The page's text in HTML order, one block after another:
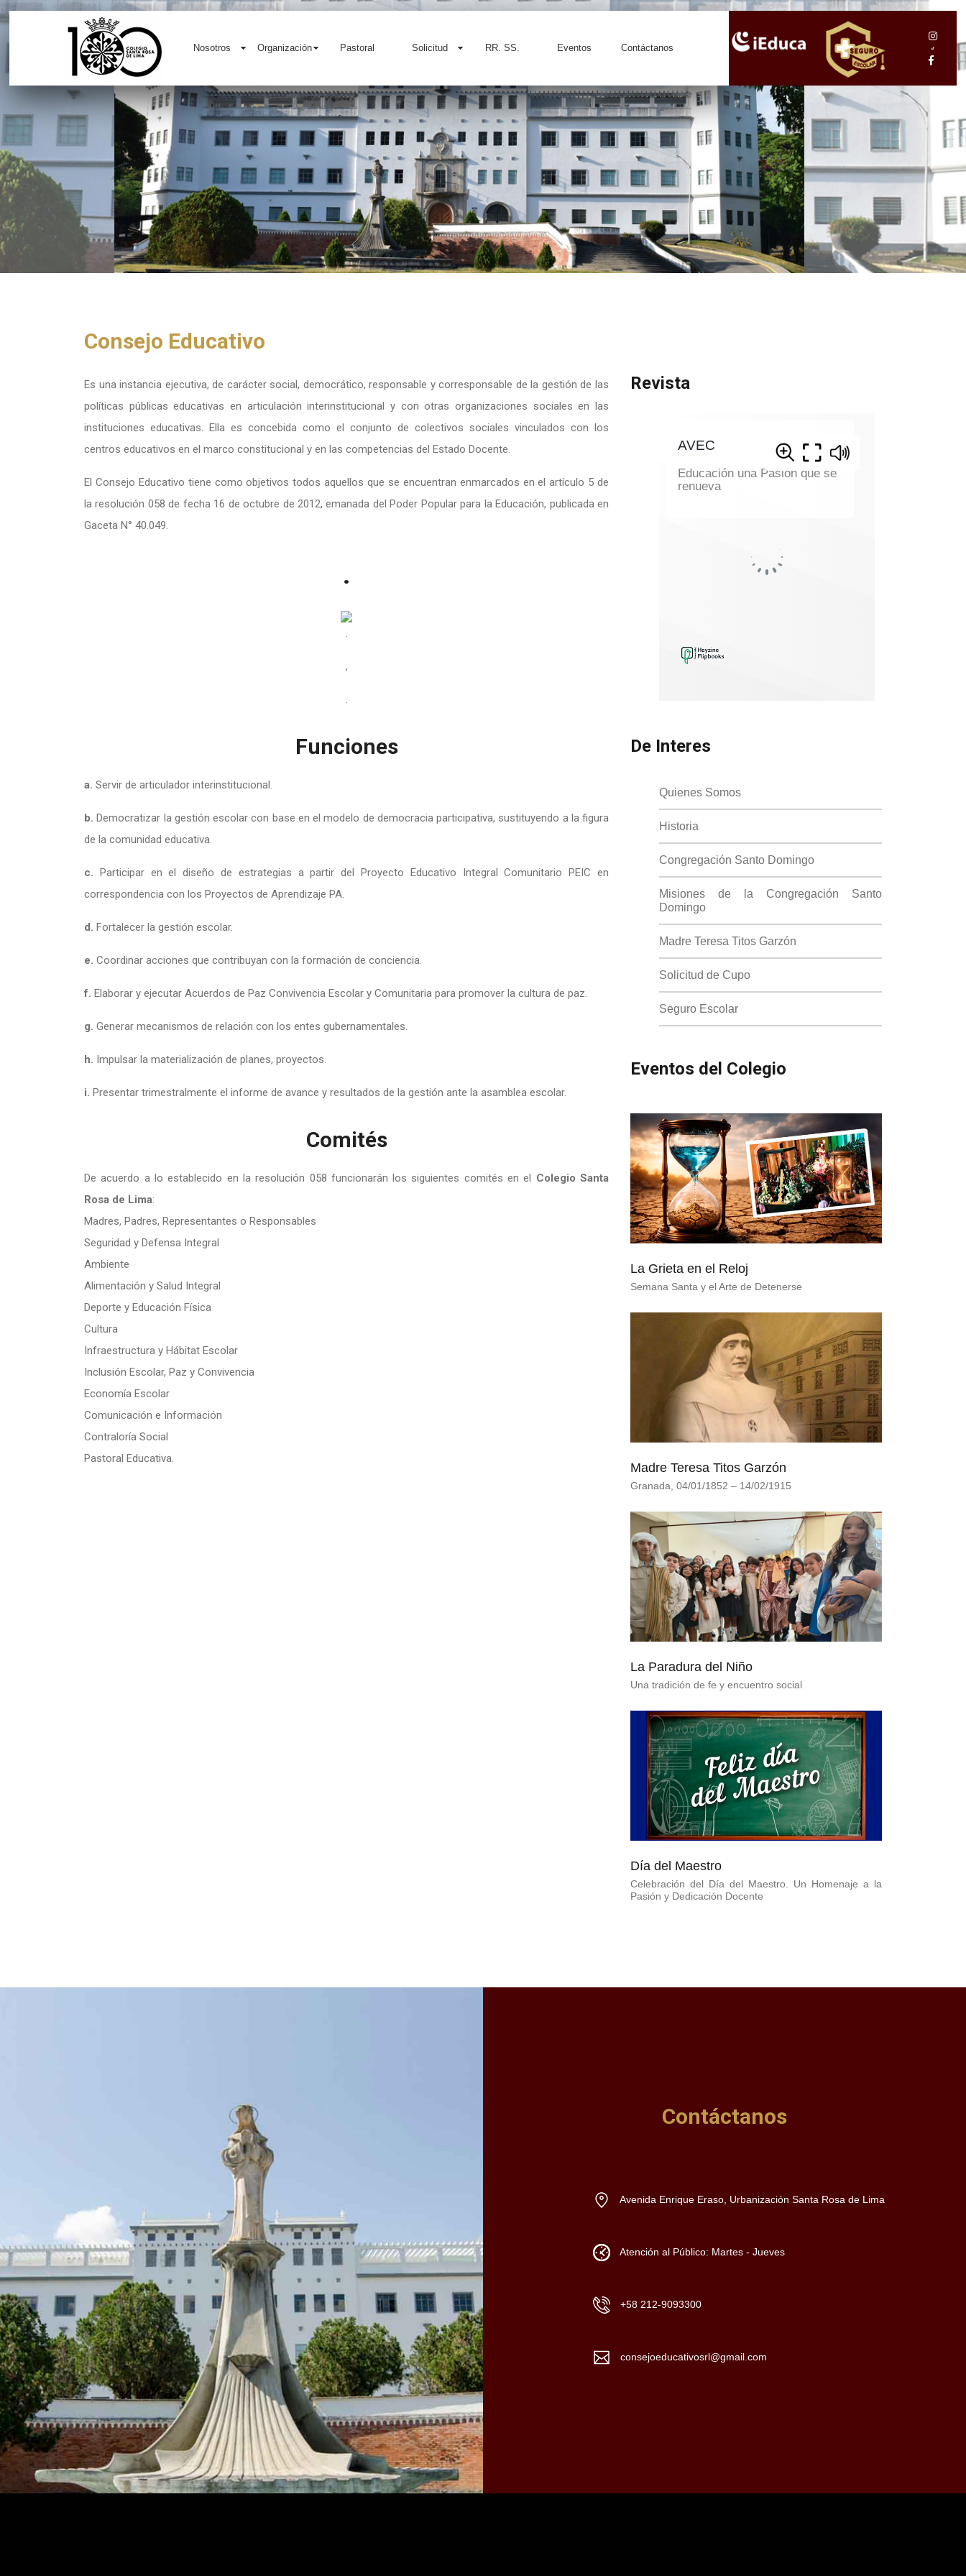
Nosotros Organización Pastoral Solicitud RR. SS. Eventos Contáctanos
Consejo Educativo
Es una instancia ejecutiva, de carácter social, democrático, responsable y corresponsable de la gestión de las
políticas públicas educativas en articulación interinstitucional y con otras organizaciones sociales en las
instituciones educativas. Ella es concebida como el conjunto de colectivos sociales vinculados con los
centros educativos en el marco constitucional y en las competencias del Estado Docente.
El Consejo Educativo tiene como objetivos todos aquellos que se encuentran enmarcados en el artículo 5 de
la resolución 058 de fecha 16 de octubre de 2012, emanada del Poder Popular para la Educación, publicada en
Gaceta N° 40.049.
.
.
,
.
Funciones
a. Servir de articulador interinstitucional.
b. Democratizar la gestión escolar con base en el modelo de democracia participativa, sustituyendo a la figura
de la comunidad educativa.
c. Participar en el diseño de estrategias a partir del Proyecto Educativo Integral Comunitario PEIC en
correspondencia con los Proyectos de Aprendizaje PA.
d. Fortalecer la gestión escolar.
e. Coordinar acciones que contribuyan con la formación de conciencia.
f. Elaborar y ejecutar Acuerdos de Paz Convivencia Escolar y Comunitaria para promover la cultura de paz.
g. Generar mecanismos de relación con los entes gubernamentales.
h. Impulsar la materialización de planes, proyectos.
i. Presentar trimestralmente el informe de avance y resultados de la gestión ante la asamblea escolar.
Comités
De acuerdo a lo establecido en la resolución 058 funcionarán los siguientes comités en el Colegio Santa
Rosa de Lima:
Madres, Padres, Representantes o Responsables
Seguridad y Defensa Integral
Ambiente
Alimentación y Salud Integral
Deporte y Educación Física
Cultura
Infraestructura y Hábitat Escolar
Inclusión Escolar, Paz y Convivencia
Economía Escolar
Comunicación e Información
Contraloría Social
Pastoral Educativa.
Revista
De Interes
Quienes Somos
Historia
Congregación Santo Domingo
Misiones de la Congregación Santo
Domingo
Madre Teresa Titos Garzón
Solicitud de Cupo
Seguro Escolar
Eventos del Colegio
La Grieta en el Reloj
Semana Santa y el Arte de Detenerse
Madre Teresa Titos Garzón
Granada, 04/01/1852 – 14/02/1915
La Paradura del Niño
Una tradición de fe y encuentro social
Día del Maestro
Celebración del Día del Maestro. Un Homenaje a la
Pasión y Dedicación Docente
Contáctanos
Avenida Enrique Eraso, Urbanización Santa Rosa de Lima
Atención al Público: Martes - Jueves
+58 212-9093300
consejoeducativosrl@gmail.com